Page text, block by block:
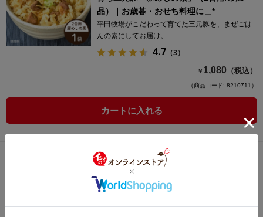
品）｜お歳暮・おせち料理に＿*
平田牧場がこだわって育てた三元豚を、まぜごは
んの素にしてお届け。
4.7 （3）
￥ 1,080 （税込）
（商品コード: 8210711）
カートに入れる
【11月3日からお届け/送料無料】平田牧場
日本の米育ち三元豚「一本焼豚（チャーシ